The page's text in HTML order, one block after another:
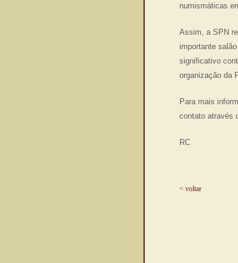
numismáticas
Assim, a SPN
importante
significativo
organização da
Para mais
contato através
RC
< voltar